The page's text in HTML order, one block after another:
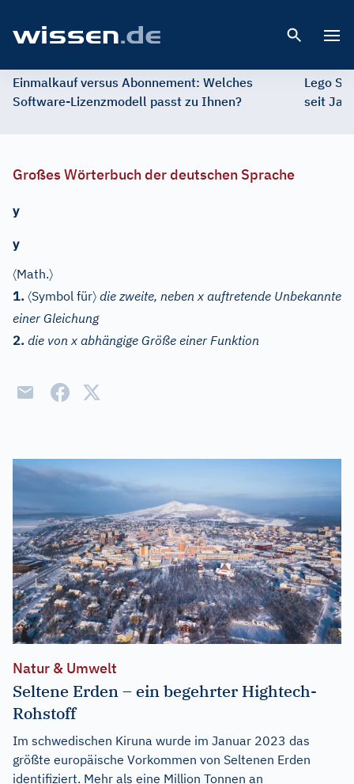
Einmalkauf versus Abonnement: Welches
Software-Lizenzmodell passt zu Ihnen?
Lego
seit
Großes Wörterbuch der deutschen Sprache
y
y
〈Math.〉
1. 〈Symbol für〉 die zweite, neben x auftretende Unbekannte
einer Gleichung
2. die von x abhängige Größe einer Funktion
Natur & Umwelt
Seltene Erden – ein begehrter Hightech-
Rohstoff
Im schwedischen Kiruna wurde im Januar 2023 das
größte europäische Vorkommen von Seltenen Erden
identifiziert. Mehr als eine Million Tonnen an